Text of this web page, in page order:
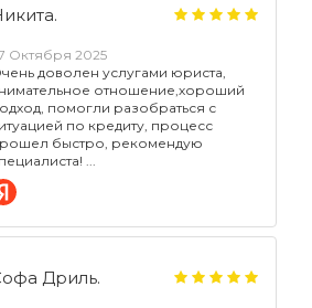
Октября 2025
доволен услугами юриста,
отношение,хороший
помогли разобраться с
по кредиту, процесс
быстро, рекомендую
Дриль.